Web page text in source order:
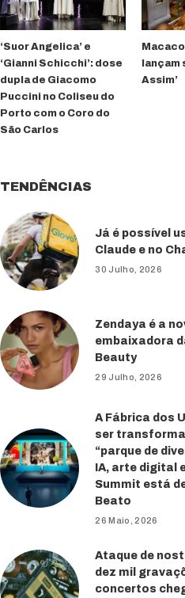
‘Suor Angelica’ e
‘Gianni Schicchi’: dose
dupla de Giacomo
Puccini no Coliseu do
Porto com o Coro do
São Carlos
lançam
Assim’
TENDÊNCIAS
Já é possível
Claude e no
30 Julho, 2026
Zendaya é a
embaixadora
Beauty
29 Julho, 2026
A Fábrica dos
ser
“parque de
IA, arte digital
Summit está
Beato
26 Maio, 2026
Ataque de
dez mil
concertos